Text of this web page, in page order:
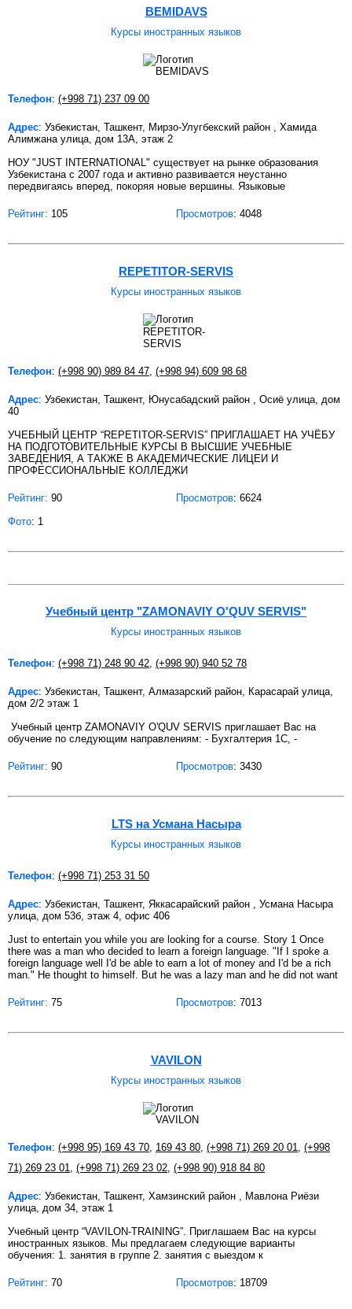
BEMIDAVS
Курсы иностранных языков
Телефон: (+998 71) 237 09 00
Адрес: Узбекистан, Ташкент, Мирзо-Улугбекский район , Хамида
Алимжана улица, дом 13А, этаж 2
НОУ "JUST INTERNATIONAL" существует на рынке образования
Узбекистана c 2007 года и активно развивается неустанно
передвигаясь вперед, покоряя новые вершины. Языковые
Рейтинг: 105 Просмотров: 4048
REPETITOR-SERVIS
Курсы иностранных языков
Телефон: (+998 90) 989 84 47 (+998 94) 609 98 68
Адрес: Узбекистан, Ташкент, Юнусабадский район , Осиё улица, дом
40
УЧЕБНЫЙ ЦЕНТР “REPETITOR-SERVIS” ПРИГЛАШАЕТ НА УЧЁБУ
НА ПОДГОТОВИТЕЛЬНЫЕ КУРСЫ В ВЫСШИЕ УЧЕБНЫЕ
ЗАВЕДЕНИЯ, А ТАКЖЕ В АКАДЕМИЧЕСКИЕ ЛИЦЕИ И
ПРОФЕССИОНАЛЬНЫЕ КОЛЛЕДЖИ
Рейтинг: 90 Просмотров: 6624
Фото: 1
Учебный центр "ZAMONAVIY O'QUV SERVIS"
Курсы иностранных языков
Телефон: (+998 71) 248 90 42 (+998 90) 940 52 78
Адрес: Узбекистан, Ташкент, Алмазарский район, Карасарай улица,
дом 2/2 этаж 1
Учебный центр ZAMONAVIY O'QUV SERVIS приглашает Вас на
обучение по следующим направлениям: - Бухгалтерия 1С, -
Рейтинг: 90 Просмотров: 3430
LTS на Усмана Насыра
Курсы иностранных языков
Телефон: (+998 71) 253 31 50
Адрес: Узбекистан, Ташкент, Яккасарайский район , Усмана Насыра
улица, дом 53б, этаж 4, офис 406
Just to entertain you while you are looking for a course. Story 1 Once
there was a man who decided to learn a foreign language. "If I spoke a
foreign language well I'd be able to earn a lot of money and I'd be a rich
man." He thought to himself. But he was a lazy man and he did not want
Рейтинг: 75 Просмотров: 7013
VAVILON
Курсы иностранных языков
Телефон: (+998 95) 169 43 70 169 43 80 (+998 71) 269 20 01
(+998
71) 269 23 01
(+998 71) 269 23 02 (+998 90) 918 84 80
Адрес: Узбекистан, Ташкент, Хамзинский район , Мавлона Риёзи
улица, дом 34, этаж 1
Учебный центр “VAVILON-TRAINING”. Приглашаем Вас на курсы
иностранных языков. Мы предлагаем следующие варианты
обучения: 1. занятия в группе 2. занятия с выездом к
Рейтинг: 70 Просмотров: 18709